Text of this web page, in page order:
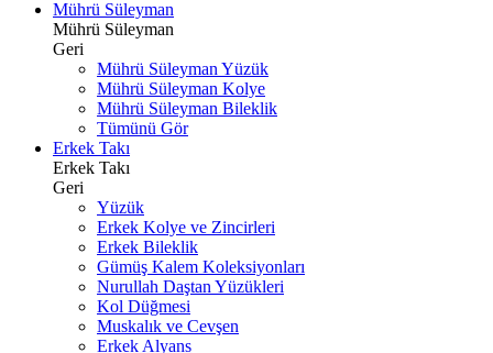
Mührü Süleyman
Mührü Süleyman
Geri
Mührü Süleyman Yüzük
Mührü Süleyman Kolye
Mührü Süleyman Bileklik
Tümünü Gör
Erkek Takı
Erkek Takı
Geri
Yüzük
Erkek Kolye ve Zincirleri
Erkek Bileklik
Gümüş Kalem Koleksiyonları
Nurullah Daştan Yüzükleri
Kol Düğmesi
Muskalık ve Cevşen
Erkek Alyans